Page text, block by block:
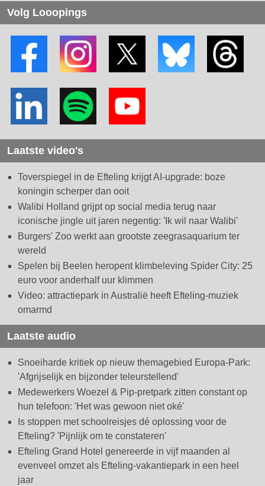
Volg Looopings
Laatste video's
Toverspiegel in de Efteling krijgt AI-upgrade: boze
koningin scherper dan ooit
Walibi Holland grijpt op social media terug naar
iconische jingle uit jaren negentig: 'Ik wil naar Walibi'
Burgers' Zoo werkt aan grootste zeegrasaquarium ter
wereld
Spelen bij Beelen heropent klimbeleving Spider City: 25
euro voor anderhalf uur klimmen
Video: attractiepark in Australië heeft Efteling-muziek
omarmd
Laatste audio
Snoeiharde kritiek op nieuw themagebied Europa-Park:
'Afgrijselijk en bijzonder teleurstellend'
Medewerkers Woezel & Pip-pretpark zitten constant op
hun telefoon: 'Het was gewoon niet oké'
Is stoppen met schoolreisjes dé oplossing voor de
Efteling? 'Pijnlijk om te constateren'
Efteling Grand Hotel genereerde in vijf maanden al
evenveel omzet als Efteling-vakantiepark in een heel
jaar